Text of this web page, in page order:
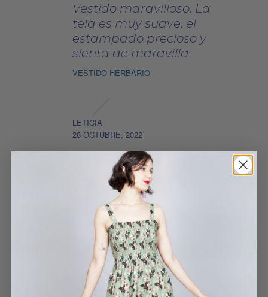
Vestido maravilloso. La
tela es muy suave, el
estampado precioso y
sienta de maravilla
VESTIDO HERBARIO
LETICIA
28 OCTUBRE, 2022
HABLAN DE NOSOTROS